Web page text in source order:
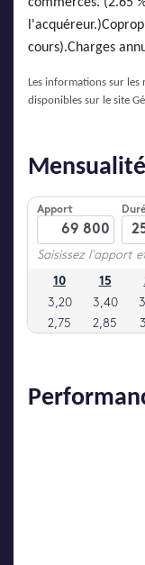
cours).Charges
Les informations sur les
disponibles sur le site